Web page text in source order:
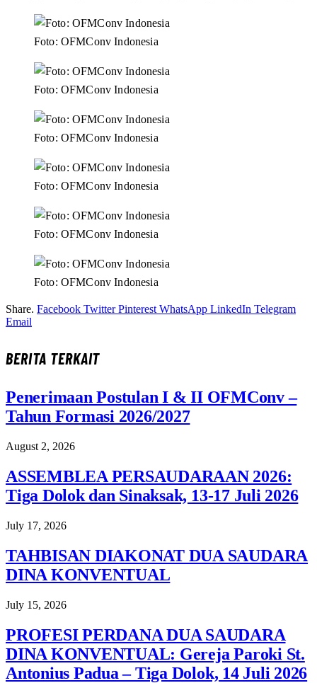
Foto: OFMConv Indonesia
Foto: OFMConv Indonesia
Foto: OFMConv Indonesia
Foto: OFMConv Indonesia
Foto: OFMConv Indonesia
Foto: OFMConv Indonesia
Share. Facebook Twitter Pinterest WhatsApp LinkedIn Telegram
Email
BERITA TERKAIT
Penerimaan Postulan I & II OFMConv –
Tahun Formasi 2026/2027
August 2, 2026
ASSEMBLEA PERSAUDARAAN 2026:
Tiga Dolok dan Sinaksak, 13-17 Juli 2026
July 17, 2026
TAHBISAN DIAKONAT DUA SAUDARA
DINA KONVENTUAL
July 15, 2026
PROFESI PERDANA DUA SAUDARA
DINA KONVENTUAL: Gereja Paroki St.
Antonius Padua – Tiga Dolok, 14 Juli 2026